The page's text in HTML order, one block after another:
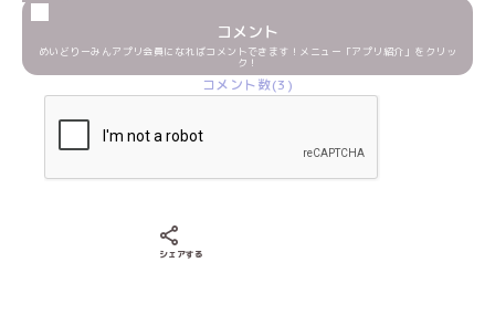
コメント
めいどりーみんアプリ会員になればコメントできます！メニュー「アプリ紹介」をクリッ
ク！
コメント数(3)
シェアする